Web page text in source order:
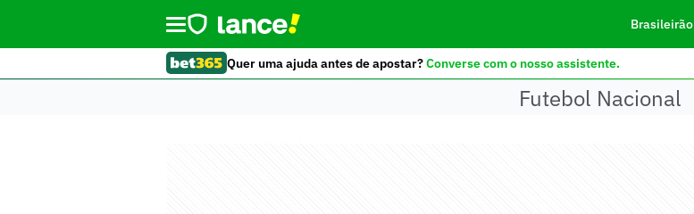
Brasileirão
Quer uma ajuda antes de apostar?Converse com o nosso assistente.
Futebol Nacional